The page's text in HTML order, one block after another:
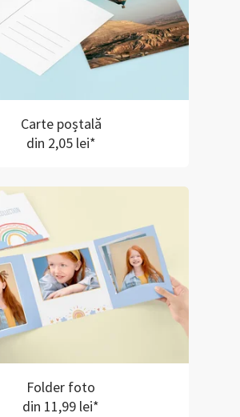
Carte poștală
din 2,05 lei*
Folder foto
din 11,99 lei*